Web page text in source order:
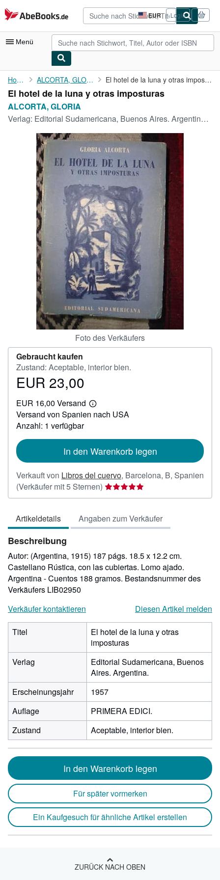
Zum Hauptinhalt
AbeBooks.de EUR
Seite
der
Einkaufseinstellungen.
Login
Menü
Nutzerkonto
Meine Bestellungen
Antiquarische Bücher
Kunst & Sammlerstücke
Verkäufer
Verkäufer werden
SCHLIESSEN
Home ALCORTA, GLORIA El hotel de la luna y otras imposturas
El hotel de la luna y otras imposturas
ALCORTA, GLORIA
Verlag: Editorial Sudamericana, Buenos Aires. Argentina., 1957
Foto des Verkäufers
Gebraucht kaufen
Zustand: Aceptable, interior bien.
Preis
23,00
EUR 23,00
EUR 16,00 Versand
Weitere
Informationen
Versand von Spanien nach USA
Anzahl: 1 verfügbar
In den Warenkorb legen
Verkauft von Libros del cuervo, Barcelona, B, Spanien
(Verkäufer mit 5 Sternen) Verkäuferbewertung
5
5
Sternen
Artikeldetails Angaben zum Verkäufer
Beschreibung
Autor: (Argentina, 1915) 187 págs. 18.5 x 12.2 cm.
Castellano Rústica, con las cubiertas. Lomo ajado.
Argentina - Cuentos 188 gramos. Bestandsnummer des
Verkäufers LIB02950
Verkäufer kontaktieren
Diesen Artikel melden
Titel
El hotel de la luna y otras
imposturas
Verlag
Editorial Sudamericana, Buenos
Aires. Argentina.
Erscheinungsjahr
1957
Auflage
PRIMERA EDICI.
Zustand
Aceptable, interior bien.
In den Warenkorb legen
Für später vormerken
Ein Kaufgesuch für ähnliche Artikel erstellen
ZURÜCK NACH OBEN